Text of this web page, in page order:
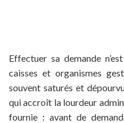
Effectuer sa demande
caisses et organismes
souvent saturés et
qui accroît la lourdeur
fournie : avant de